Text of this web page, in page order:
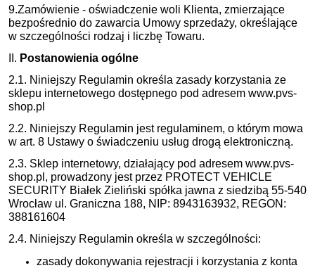
9.Zamówienie - oświadczenie woli Klienta, zmierzające
bezpośrednio do zawarcia Umowy sprzedaży, określające
w szczególności rodzaj i liczbę Towaru.
II. Postanowienia ogólne
2.1. Niniejszy Regulamin określa zasady korzystania ze
sklepu internetowego dostępnego pod adresem www.pvs-
shop.pl
2.2. Niniejszy Regulamin jest regulaminem, o którym mowa
w art. 8 Ustawy o świadczeniu usług drogą elektroniczną.
2.3. Sklep internetowy, działający pod adresem www.pvs-
shop.pl, prowadzony jest przez PROTECT VEHICLE
SECURITY Białek Zieliński spółka jawna z siedzibą 55-540
Wrocław ul. Graniczna 188, NIP: 8943163932, REGON:
388161604
2.4. Niniejszy Regulamin określa w szczególności:
zasady dokonywania rejestracji i korzystania z konta